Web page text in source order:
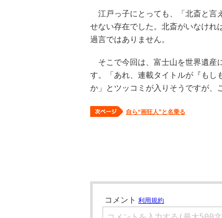
江戸っ子にとっても、「北斎と言
せない存在でした。北斎がいなけれ
過言ではありません。
そこで今回は、富士山を世界遺産
す。「あれ、連載タイトルが『もし
か」とツッコミが入りそうですが、
自ら“画狂人”と名乗る